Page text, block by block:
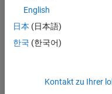
BEITRÄGE 10
0
10
English
日本 (日本語)
한국 (한국어)
Kontakt zu Ihrer